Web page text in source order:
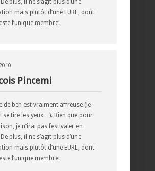
plus, il ne s’agit plus d’une
mais plutôt d’une EURL, dont
l’unique membre!
Pincemi
de ben est vraiment affreuse (le
se tire les yeux…). Rien que pour
je n’irai pas festivaler en
plus, il ne s’agit plus d’une
mais plutôt d’une EURL, dont
l’unique membre!